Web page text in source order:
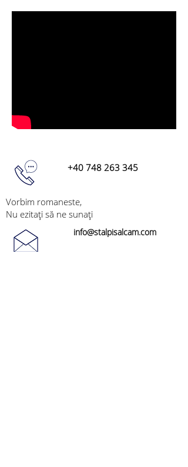
+40 748 263 345
Vorbim romaneste,
Nu ezitați să ne sunați
info@stalpisalcam.com